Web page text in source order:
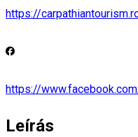
https://
https://
Leírás